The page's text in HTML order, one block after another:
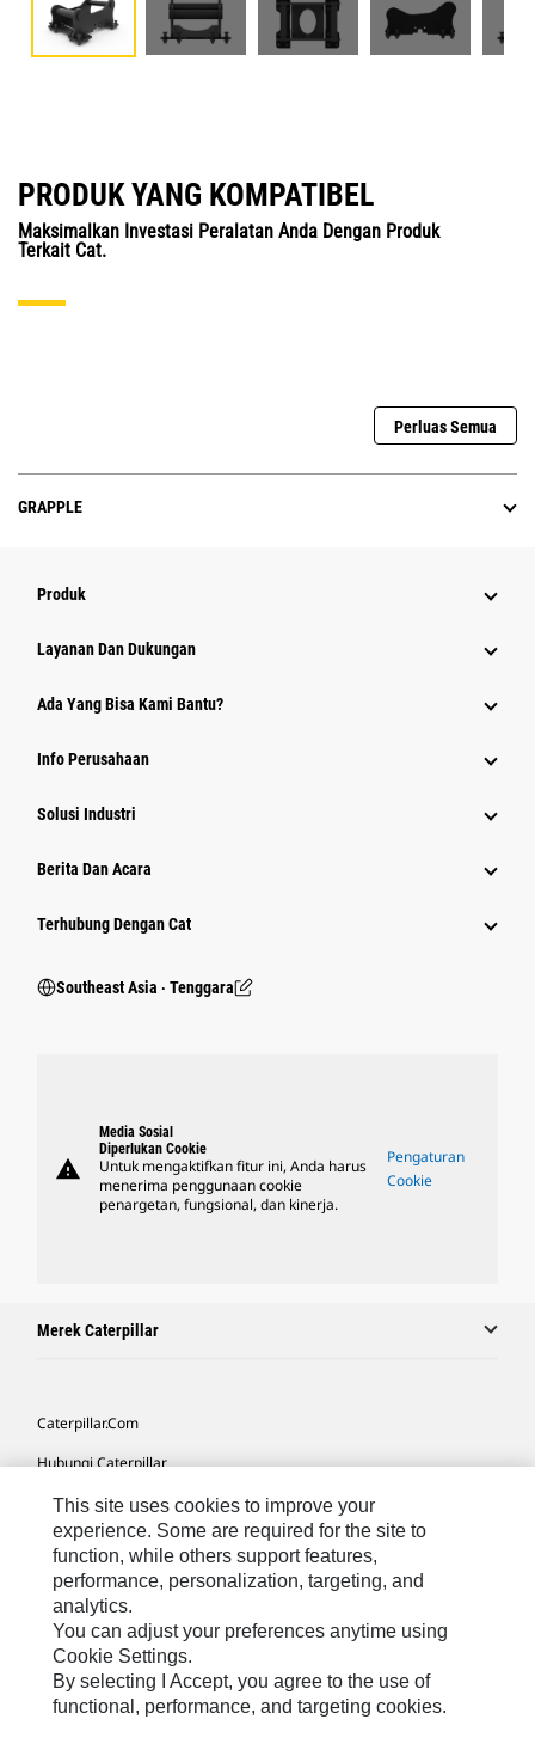
PRODUK YANG KOMPATIBEL
Maksimalkan Investasi Peralatan Anda Dengan Produk
Terkait Cat.
Perluas Semua
GRAPPLE
Produk
Layanan Dan Dukungan
Ada Yang Bisa Kami Bantu?
Info Perusahaan
Solusi Industri
Berita Dan Acara
Terhubung Dengan Cat
Southeast Asia ‧ Tenggara
warning
Media Sosial
Diperlukan Cookie
Untuk mengaktifkan fitur ini, Anda harus
menerima penggunaan cookie
penargetan, fungsional, dan kinerja.
Pengaturan
Cookie
Merek Caterpillar
Caterpillar.com
Hubungi Caterpillar
Preferensi Pemasaran Saya
Peta Situs
Cookie Settings
Hukum
Privasi
This site uses cookies to improve your
experience. Some are required for the site to
function, while others support features,
performance, personalization, targeting, and
analytics.
You can adjust your preferences anytime using
Cookie Settings.
By selecting I Accept, you agree to the use of
functional, performance, and targeting cookies.